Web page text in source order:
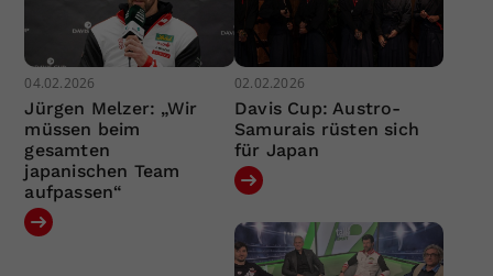
04.02.2026
Jürgen Melzer: „Wir
müssen beim
gesamten
japanischen Team
aufpassen“
02.02.2026
Davis Cup: Austro-
Samurais rüsten sich
für Japan